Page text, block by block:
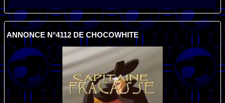
ANNONCE N°4112 DE CHOCOWHITE